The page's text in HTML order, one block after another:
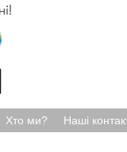
Хто ми? Наші